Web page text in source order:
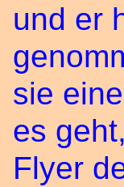
und er
sie
es
Flyer